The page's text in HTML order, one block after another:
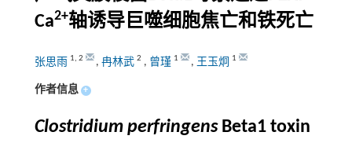
Ca2+轴诱导巨噬细胞焦亡和铁死亡
张思雨 1, 2 , 冉林武 2 , 曾瑾 1 , 王玉炯 1
作者信息 +
Clostridium perfringensBeta1 toxin